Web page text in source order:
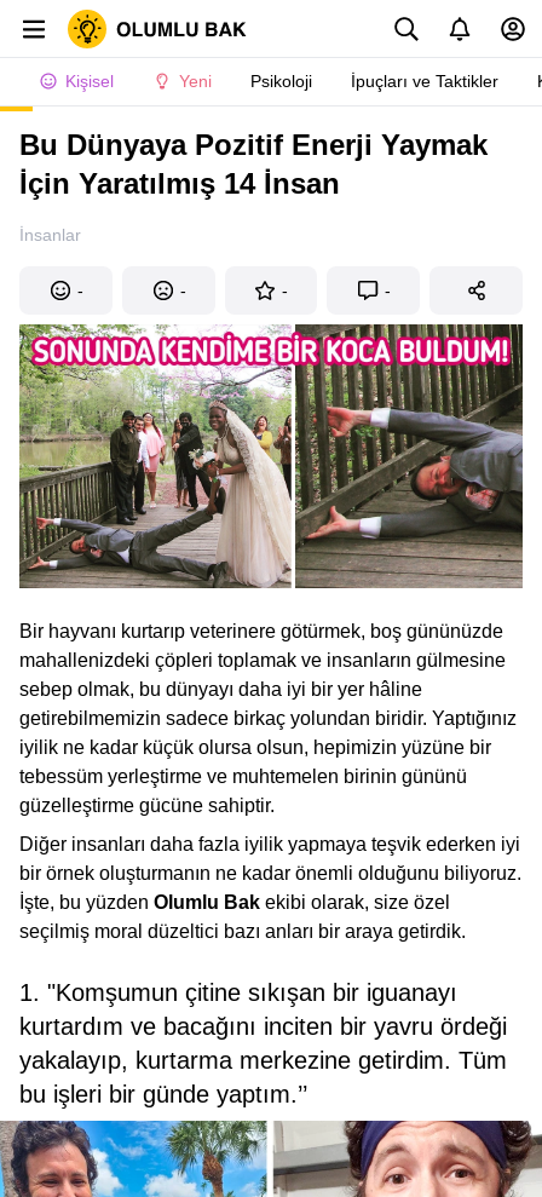
Kişisel Yeni Psikoloji İpuçları ve Taktikler
Bu Dünyaya Pozitif Enerji Yaymak
İçin Yaratılmış 14 İnsan
İnsanlar
- - - -
Bir hayvanı kurtarıp veterinere götürmek, boş gününüzde
mahallenizdeki çöpleri toplamak ve insanların gülmesine
sebep olmak, bu dünyayı daha iyi bir yer hâline
getirebilmemizin sadece birkaç yolundan biridir. Yaptığınız
iyilik ne kadar küçük olursa olsun, hepimizin yüzüne bir
tebessüm yerleştirme ve muhtemelen birinin gününü
güzelleştirme gücüne sahiptir.
Diğer insanları daha fazla iyilik yapmaya teşvik ederken iyi
bir örnek oluşturmanın ne kadar önemli olduğunu biliyoruz.
İşte, bu yüzden Olumlu Bak ekibi olarak, size özel
seçilmiş moral düzeltici bazı anları bir araya getirdik.
1. "Komşumun çitine sıkışan bir iguanayı
kurtardım ve bacağını inciten bir yavru ördeği
yakalayıp, kurtarma merkezine getirdim. Tüm
bu işleri bir günde yaptım.’’